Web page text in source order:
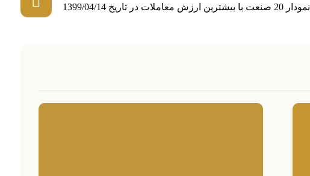
نمودار 20 صنعت با بیشترین ارزش معاملات در تاریخ 1399/04/14